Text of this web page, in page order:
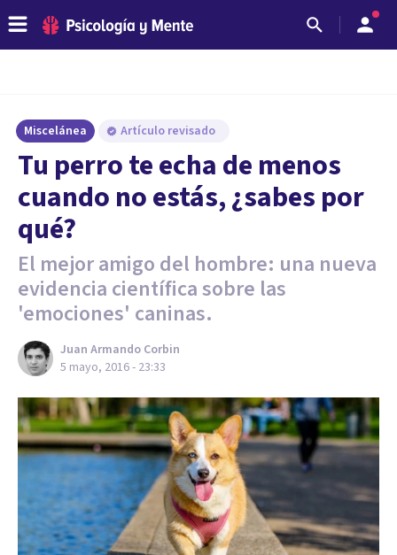
Miscelánea Artículo revisado
Tu perro te echa de menos
cuando no estás, ¿sabes por
qué?
El mejor amigo del hombre: una nueva
evidencia científica sobre las
'emociones' caninas.
Juan Armando Corbin
5 mayo, 2016 - 23:33